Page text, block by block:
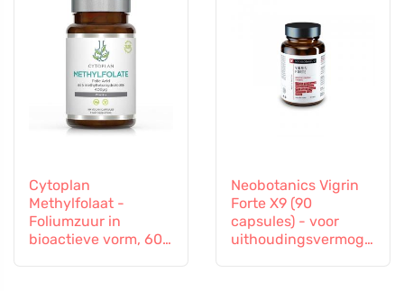
Cytoplan
Methylfolaat -
Foliumzuur in
bioactieve vorm, 60
Neobotanics Vigrin
Forte X9 (90
capsules) - voor
uithoudingsvermoge